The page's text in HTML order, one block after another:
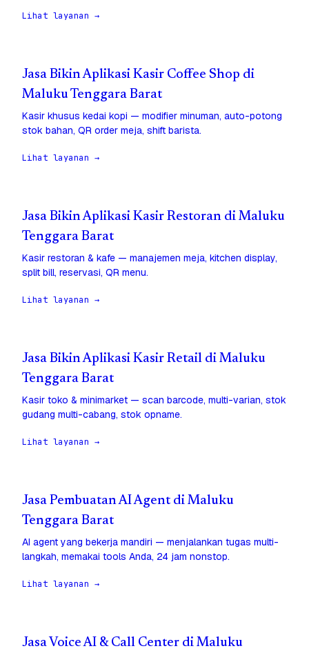
Lihat layanan →
Jasa Bikin Aplikasi Kasir Coffee Shop di
Maluku Tenggara Barat
Kasir khusus kedai kopi — modifier minuman, auto-potong
stok bahan, QR order meja, shift barista.
Lihat layanan →
Jasa Bikin Aplikasi Kasir Restoran di Maluku
Tenggara Barat
Kasir restoran & kafe — manajemen meja, kitchen display,
split bill, reservasi, QR menu.
Lihat layanan →
Jasa Bikin Aplikasi Kasir Retail di Maluku
Tenggara Barat
Kasir toko & minimarket — scan barcode, multi-varian, stok
gudang multi-cabang, stok opname.
Lihat layanan →
Jasa Pembuatan AI Agent di Maluku
Tenggara Barat
AI agent yang bekerja mandiri — menjalankan tugas multi-
langkah, memakai tools Anda, 24 jam nonstop.
Lihat layanan →
Jasa Voice AI & Call Center di Maluku